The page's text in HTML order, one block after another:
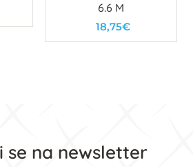
6.6 M
18,75€
se na newsletter